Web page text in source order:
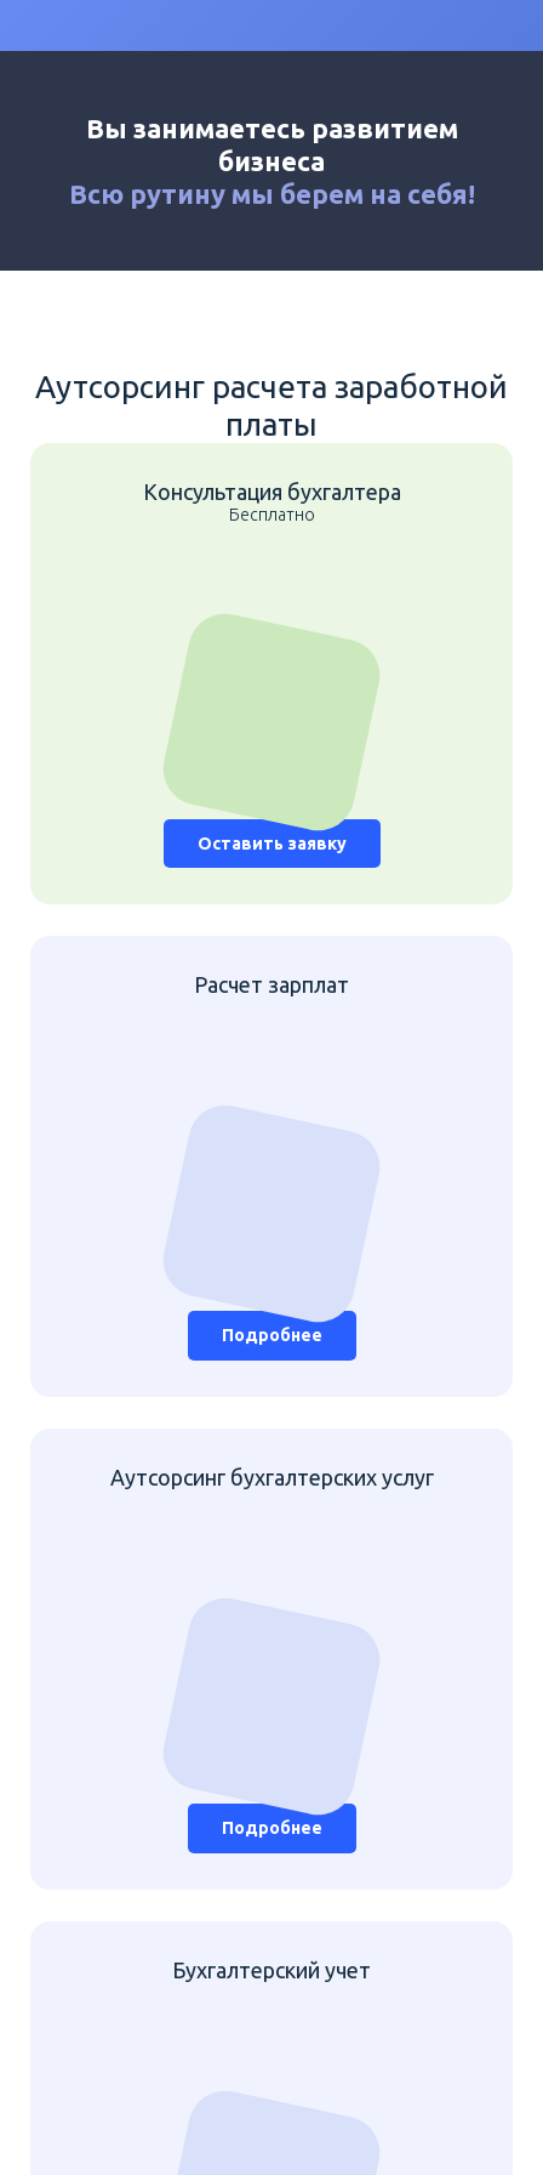
Контакты
Москва +7 (495) 161-03-01
Домодедово +7 (800) 333-23-72
Вы занимаетесь развитием
бизнеса
Всю рутину мы берем на себя!
Аутсорсинг расчета заработной
платы
Консультация бухгалтера
Бесплатно
Оставить заявку
Расчет зарплат
Подробнее
Аутсорсинг бухгалтерских услуг
Подробнее
Бухгалтерский учет